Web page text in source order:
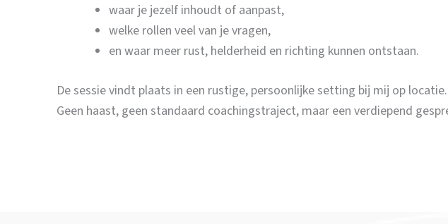
waar je jezelf inhoudt of aanpast,
welke rollen veel van je vragen,
en waar meer rust, helderheid en richting kunnen ontstaan.
De sessie vindt plaats in een rustige, persoonlijke setting bij mij op locatie.
Geen haast, geen standaard coachingstraject, maar een verdiepend